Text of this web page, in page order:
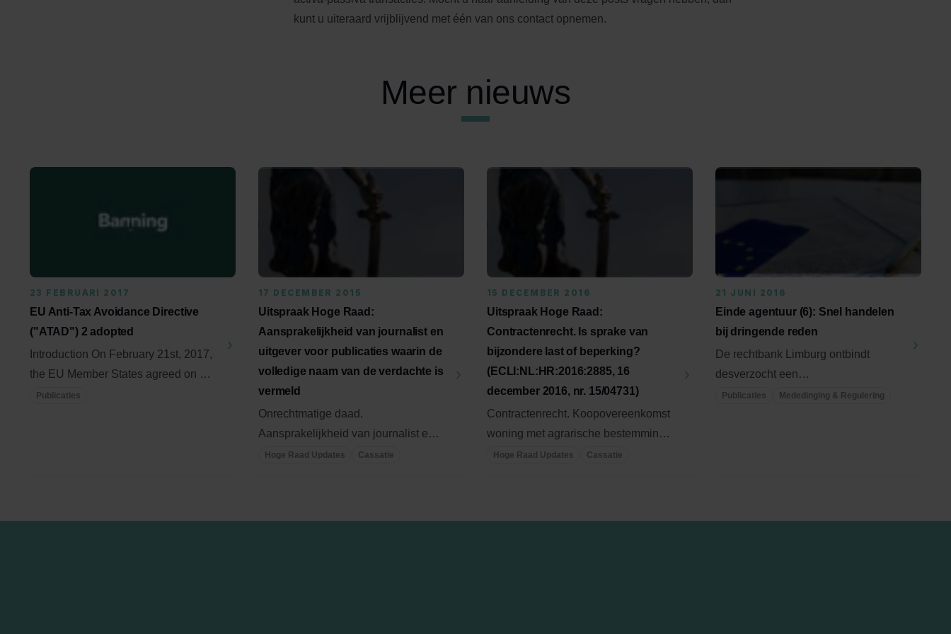
kunt u uiteraard vrijblijvend met één van ons contact opnemen.
Meer nieuws
23 FEBRUARI 2017
EU Anti-Tax Avoidance Directive
("ATAD") 2 adopted
Introduction On February 21st, 2017,
the EU Member States agreed on a
directive (or “ATAD 2”) that ...
Publicaties
17 DECEMBER 2015
Uitspraak Hoge Raad:
Aansprakelijkheid van journalist en
uitgever voor publicaties waarin de
volledige naam van de verdachte is
vermeld
Onrechtmatige daad.
Aansprakelijkheid van journalist en
uitgever voor publicaties waarin de ...
Hoge Raad Updates Cassatie
15 DECEMBER 2016
Uitspraak Hoge Raad:
Contractenrecht. Is sprake van
bijzondere last of beperking?
(ECLI:NL:HR:2016:2885, 16
december 2016, nr. 15/04731)
Contractenrecht. Koopovereenkomst
woning met agrarische bestemming.
Is sprake van bijzondere last ...
Hoge Raad Updates Cassatie
21 JUNI 2016
Einde agentuur (6): Snel handelen
bij dringende reden
De rechtbank Limburg ontbindt
desverzocht een
agentuurovereenkomst wegens een
Publicaties Mededinging & Regulering